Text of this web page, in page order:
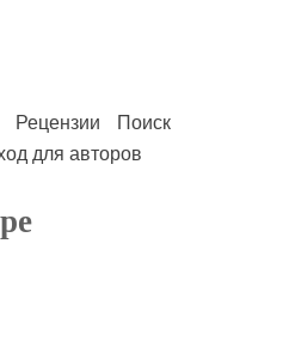
Рецензии
Поиск
для авторов